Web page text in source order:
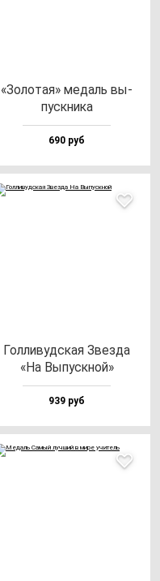
«Золо­тая» ме­даль вы­
пус­кни­ка
690 руб
Гол­ли­вуд­ская Звез­да
«На Выпус­кной»
939 руб